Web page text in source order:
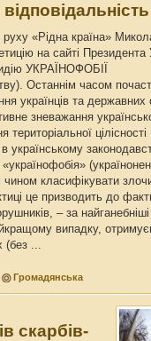
«Рідна країна»
на сайті Президента
УКРАЇНОФОБІЇ
Останнім часом
українців та державних
зневажання
територіальної цілісності
українському
класифікувати
це призводить до
– за
випадку,
(без ...
Громадянська
скарбів-